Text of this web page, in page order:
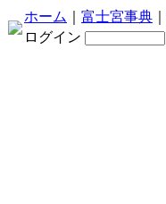
ホーム 富士宮事典
ログイン